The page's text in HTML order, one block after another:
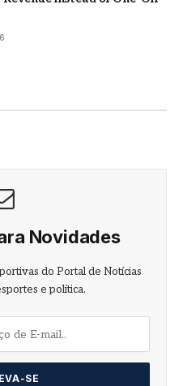
Novidades
do Portal de Notícias
e política.